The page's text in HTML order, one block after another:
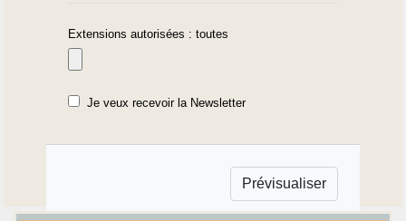
Extensions autorisées : toutes
Je veux recevoir la Newsletter